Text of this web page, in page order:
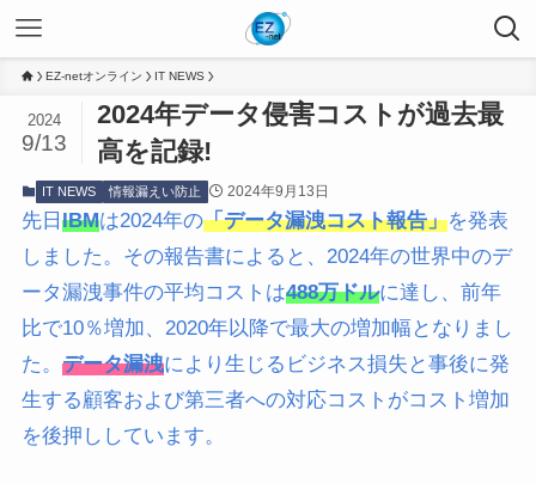
EZ-netオンライン IT NEWS
2024年データ侵害コストが過去最
高を記録!
2024
9/13
IT NEWS 情報漏えい防止 2024年9月13日
先日 IBMは2024年の「データ漏洩コスト報告」を発表
しました。その報告書によると、2024年の世界中のデ
ータ漏洩事件の平均コストは488万ドルに達し、前年
比で10％増加、2020年以降で最大の増加幅となりまし
た。 データ漏洩により生じるビジネス損失と事後に発
生する顧客および第三者への対応コストがコスト増加
を後押ししています。